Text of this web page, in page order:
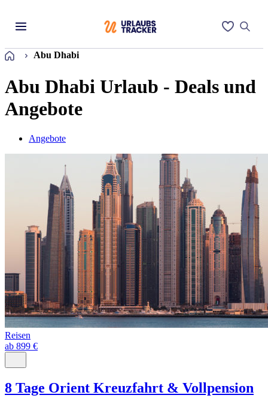
Startseite
Abu Dhabi
Abu Dhabi Urlaub - Deals und
Angebote
Angebote
Reisen
ab 899 €
8 Tage Orient Kreuzfahrt & Vollpension